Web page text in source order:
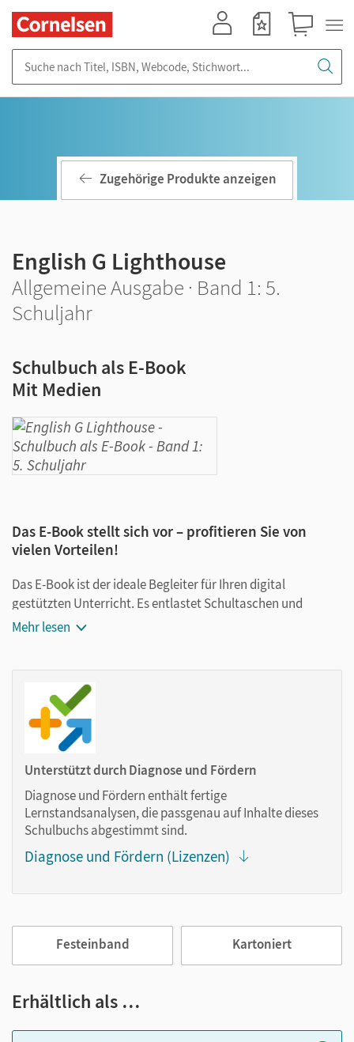
Zugehörige Produkte anzeigen
English G Lighthouse
Allgemeine Ausgabe · Band 1: 5.
Schuljahr
Schulbuch als E-Book
Mit Medien
Das E-Book stellt sich vor – profitieren Sie von
vielen Vorteilen!
Das E-Book ist der ideale Begleiter für Ihren digital
gestützten Unterricht. Es entlastet Schultaschen und
Rucksäcke und ist jederzeit unkompliziert verfügbar.
Notizen erstellen
Markierungen setzen
Text ergänzen
im Text suchen
zoomen
Die Medien sind wichtige Bestandteile dieses E-Books. Sie
sind seitengenau platziert, damit Sie und Ihre Schüler/-innen
gestalten Sie das Lehren und Lernen zeitsparend und
Medien in diesem E-Book:
Erklärfilme
Mehr lesen
Unterstützt durch Diagnose und Fördern
Diagnose und Fördern enthält fertige
Lernstandsanalysen, die passgenau auf Inhalte dieses
Schulbuchs abgestimmt sind.
Diagnose und Fördern (Lizenzen)
Festeinband Kartoniert
Erhältlich als …